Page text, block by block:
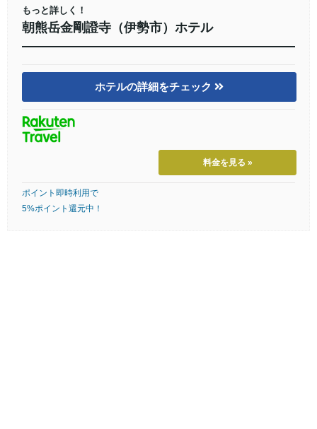
もっと詳しく！
朝熊岳金剛證寺（伊勢市）ホテル
ホテルの詳細をチェック
料金を見る »
ポイント即時利用で
5%ポイント還元中！